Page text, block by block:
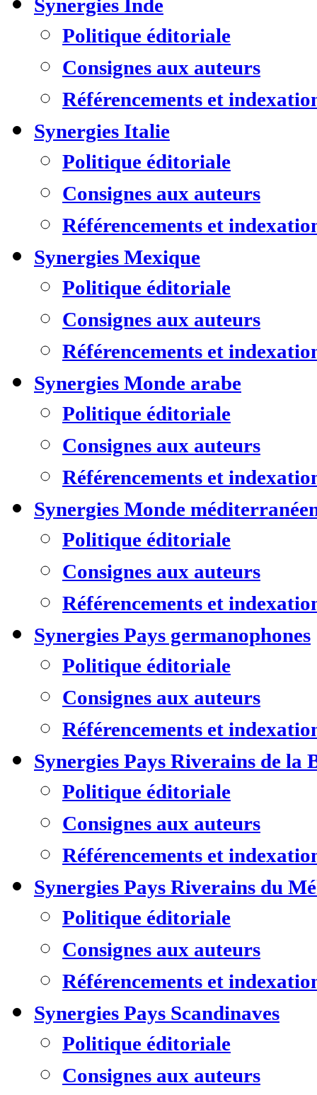
Synergies Inde
Politique éditoriale
Consignes aux auteurs
Référencements et
Synergies Italie
Politique éditoriale
Consignes aux auteurs
Référencements et
Synergies Mexique
Politique éditoriale
Consignes aux auteurs
Référencements et
Synergies Monde arabe
Politique éditoriale
Consignes aux auteurs
Référencements et
Synergies Monde
Politique éditoriale
Consignes aux auteurs
Référencements et
Synergies Pays germanophones
Politique éditoriale
Consignes aux auteurs
Référencements et
Synergies Pays Riverains de la
Politique éditoriale
Consignes aux auteurs
Référencements et
Synergies Pays Riverains du
Politique éditoriale
Consignes aux auteurs
Référencements et
Synergies Pays Scandinaves
Politique éditoriale
Consignes aux auteurs